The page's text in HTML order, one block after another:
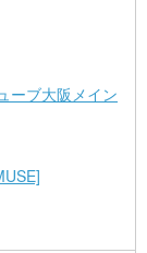
ーブ大阪メイン